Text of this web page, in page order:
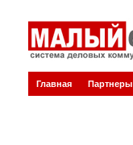
Главная Партнеры